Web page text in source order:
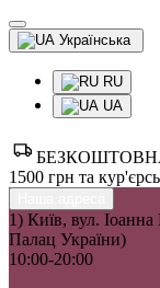
Українська
RU
UA
БЕЗКОШТОВНА
1500 грн та
1) Київ, вул.
Палац України)
10:00-20:00